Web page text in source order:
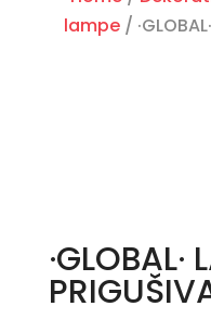
lampe/
·GLOBAL·